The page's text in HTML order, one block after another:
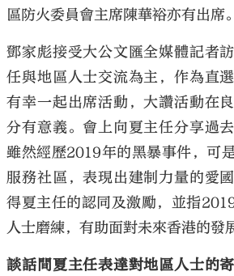
區防火委員會主席陳華裕亦有出席。
鄧家彪接受大公文匯全媒體記者
任與地區人士交流為主，作為直
有幸一起出席活動，大讚活動在
分有意義。會上向夏主任分享過
雖然經歷2019年的黑暴事件，可
服務社區，表現出建制力量的愛
得夏主任的認同及激勵，並指
人士磨練，有助面對未來香港的發
談話間夏主任表達對地區人士的